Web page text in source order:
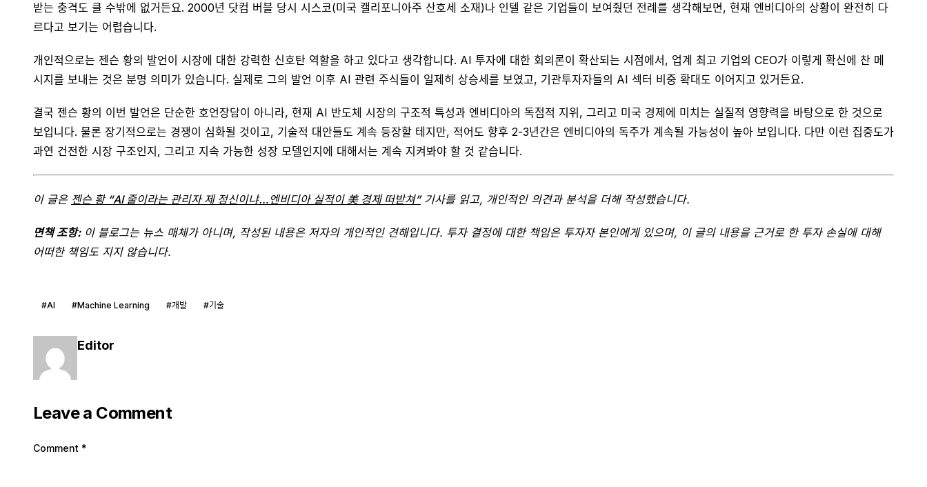
받는 충격도 클 수밖에 없거든요. 2000년 닷컴 버블 당시 시스코(미국 캘리포니아주 산호세 소재)나 인텔 같은 기업들이 보여줬던 전례를 생각해보면, 현재 엔비디아의 상황이 완전히 다
르다고 보기는 어렵습니다.
개인적으로는 젠슨 황의 발언이 시장에 대한 강력한 신호탄 역할을 하고 있다고 생각합니다. AI 투자에 대한 회의론이 확산되는 시점에서, 업계 최고 기업의 CEO가 이렇게 확신에 찬 메
시지를 보내는 것은 분명 의미가 있습니다. 실제로 그의 발언 이후 AI 관련 주식들이 일제히 상승세를 보였고, 기관투자자들의 AI 섹터 비중 확대도 이어지고 있거든요.
결국 젠슨 황의 이번 발언은 단순한 호언장담이 아니라, 현재 AI 반도체 시장의 구조적 특성과 엔비디아의 독점적 지위, 그리고 미국 경제에 미치는 실질적 영향력을 바탕으로 한 것으로
보입니다. 물론 장기적으로는 경쟁이 심화될 것이고, 기술적 대안들도 계속 등장할 테지만, 적어도 향후 2-3년간은 엔비디아의 독주가 계속될 가능성이 높아 보입니다. 다만 이런 집중도가
과연 건전한 시장 구조인지, 그리고 지속 가능한 성장 모델인지에 대해서는 계속 지켜봐야 할 것 같습니다.
이 글은 젠슨 황 “AI 줄이라는 관리자 제 정신이냐…엔비디아 실적이 美 경제 떠받쳐”기사를 읽고, 개인적인 의견과 분석을 더해 작성했습니다.
면책 조항:이 블로그는 뉴스 매체가 아니며, 작성된 내용은 저자의 개인적인 견해입니다. 투자 결정에 대한 책임은 투자자 본인에게 있으며, 이 글의 내용을 근거로 한 투자 손실에 대해
어떠한 책임도 지지 않습니다.
#AI #Machine Learning #개발 #기술
Editor
Leave a Comment
Comment *